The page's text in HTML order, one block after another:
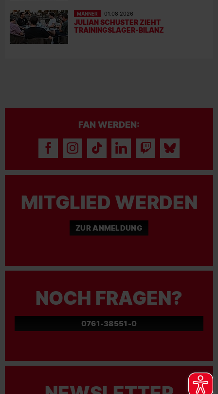
MÄNNER 01.08.2026
JULIAN SCHUSTER ZIEHT
TRAININGSLAGER-BILANZ
FAN WERDEN:
MITGLIED WERDEN
ZUR ANMELDUNG
NOCH FRAGEN?
0761-38551-0